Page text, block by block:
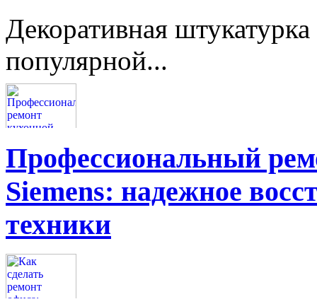
Декоративная
популярной...
Профессиональный
Siemens: надежное
техники